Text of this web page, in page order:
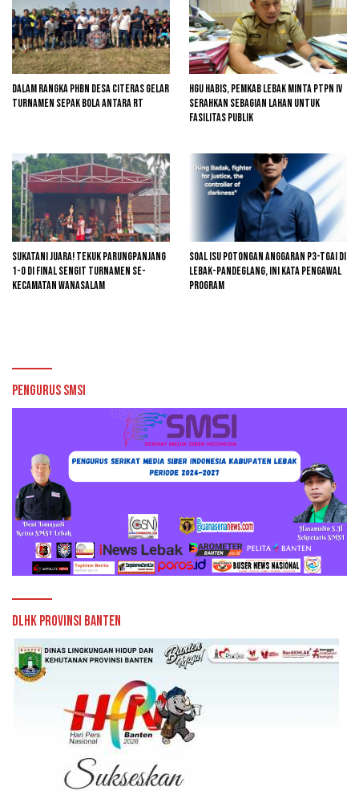
Dalam Rangka PHBN Desa Citeras Gelar
Turnamen Sepak Bola Antara RT
HGU Habis, Pemkab Lebak Minta PTPN IV
Serahkan Sebagian Lahan untuk
Fasilitas Publik
Sukatani Juara! Tekuk Parungpanjang
1-0 di Final Sengit Turnamen se-
Kecamatan Wanasalam
Soal Isu Potongan Anggaran P3-TGAI di
Lebak-Pandeglang, Ini Kata Pengawal
Program
Pengurus SMSI
DLHK Provinsi Banten